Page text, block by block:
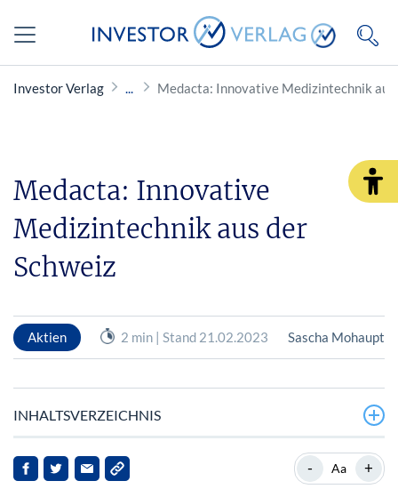
Investor Verlag Medacta: Innovative Medizintechnik aus
Medacta: Innovative
Medizintechnik aus der
Schweiz
Aktien 2 min | Stand 21.02.2023 Sascha Mohaupt
INHALTSVERZEICHNIS
- Aa +